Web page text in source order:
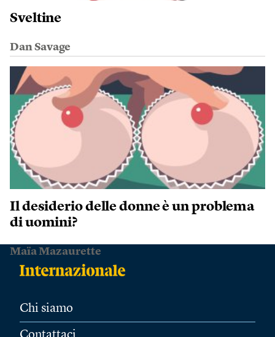
Sveltine
Dan Savage
Il desiderio delle donne è un problema
di uomini?
Maïa Mazaurette
Chi siamo